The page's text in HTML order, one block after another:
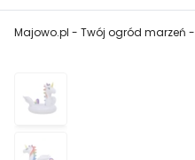
Majowo.pl - Twój ogród marzeń